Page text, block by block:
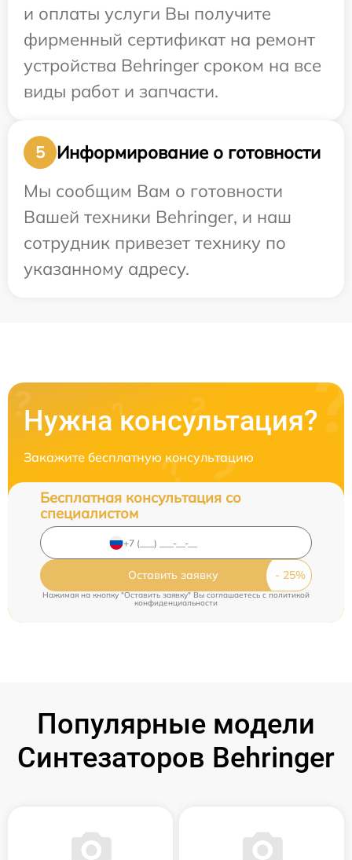
и оплаты услуги Вы получите
фирменный сертификат на ремонт
устройства Behringer сроком на все
виды работ и запчасти.
5
Информирование о готовности
Мы сообщим Вам о готовности
Вашей техники Behringer, и наш
сотрудник привезет технику по
указанному адресу.
Нужна консультация?
Закажите бесплатную консультацию
Бесплатная консультация со
специалистом
Оставить заявку
Нажимая на кнопку "Оставить заявку" Вы соглашаетесь c политикой
конфиденциальности
Популярные модели
Синтезаторов Behringer